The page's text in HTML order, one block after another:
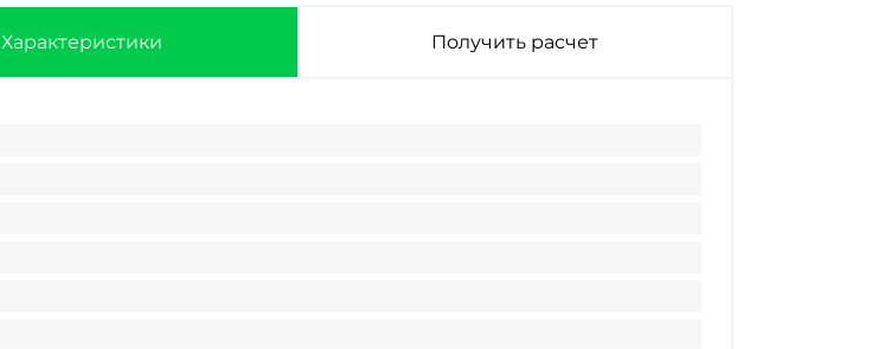
Характеристики Получить расчет